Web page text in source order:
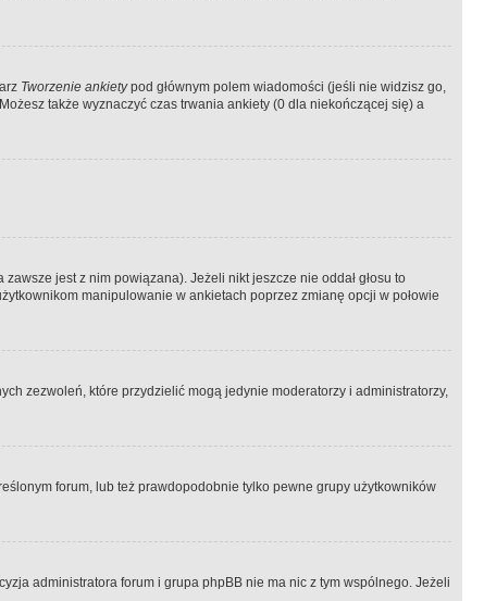
Tworzenie ankietypod głównym polem wiadomości (jeśli nie widzisz go,
także wyznaczyć czas trwania ankiety (0 dla niekończącej się) a
jest z nim powiązana). Jeżeli nikt jeszcze nie oddał głosu to
manipulowanie w ankietach poprzez zmianę opcji w połowie
zezwoleń, które przydzielić mogą jedynie moderatorzy i administratorzy,
forum, lub też prawdopodobnie tylko pewne grupy użytkowników
administratora forum i grupa phpBB nie ma nic z tym wspólnego. Jeżeli